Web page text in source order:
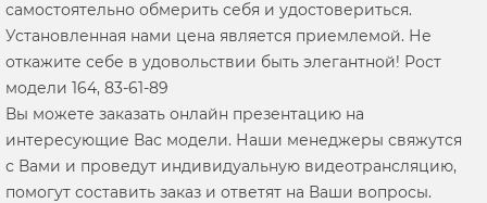
самостоятельно обмерить себя и удостовериться.
Установленная нами цена является приемлемой. Не
откажите себе в удовольствии быть элегантной! Рост
модели 164, 83-61-89
Вы можете заказать онлайн презентацию на
интересующие Вас модели. Наши менеджеры свяжутся
с Вами и проведут индивидуальную видеотрансляцию,
помогут составить заказ и ответят на Ваши вопросы.